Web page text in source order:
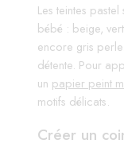
Les teintes
bébé : beige,
encore gris
détente. Pour
un papier peint
motifs délicats.
Créer un